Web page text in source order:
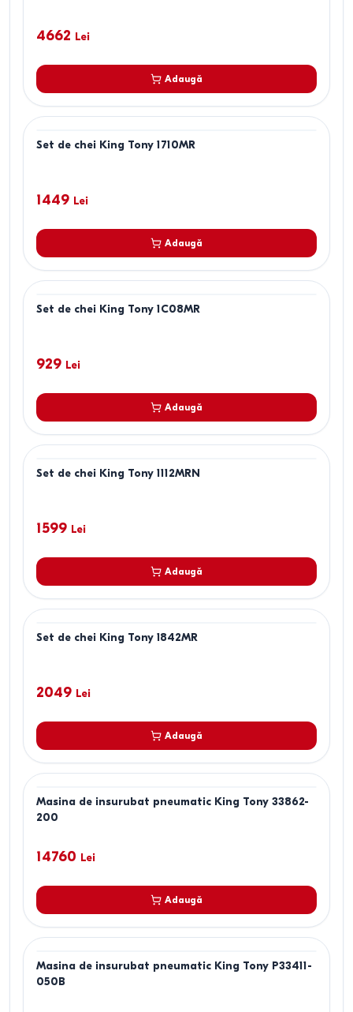
4662 Lei
Adaugă
Set de chei King Tony 1710MR
1449 Lei
Adaugă
Set de chei King Tony 1C08MR
929 Lei
Adaugă
Set de chei King Tony 1112MRN
1599 Lei
Adaugă
Set de chei King Tony 1842MR
2049 Lei
Adaugă
Masina de insurubat pneumatic King Tony 33862-
200
14760 Lei
Adaugă
Masina de insurubat pneumatic King Tony P33411-
050B